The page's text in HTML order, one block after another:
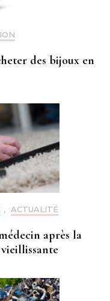
des bijoux en
, ACTUALITÉ
après la